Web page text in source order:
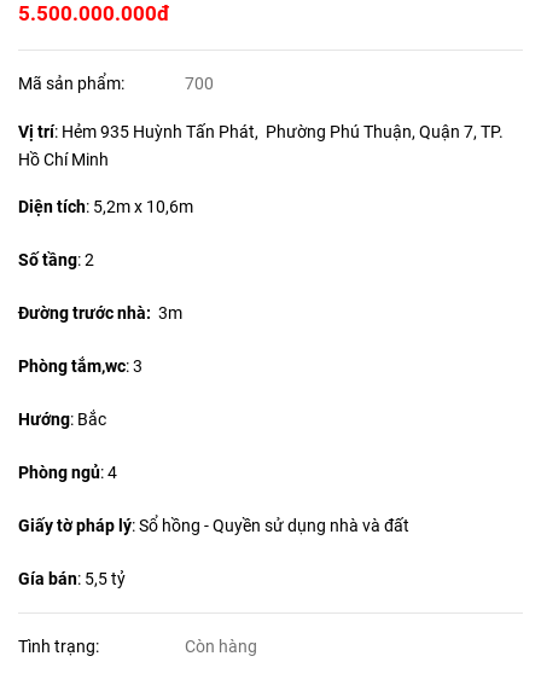
5.500.000.000đ
Mã sản phẩm: 700
Vị trí: Hẻm 935 Huỳnh Tấn Phát, Phường Phú Thuận, Quận 7, TP.
Hồ Chí Minh
Diện tích: 5,2m x 10,6m
Số tầng: 2
Đường trước nhà: 3m
Phòng tắm,wc: 3
Hướng: Bắc
Phòng ngủ: 4
Giấy tờ pháp lý: Sổ hồng - Quyền sử dụng nhà và đất
Gía bán: 5,5 tỷ
Tình trạng: Còn hàng